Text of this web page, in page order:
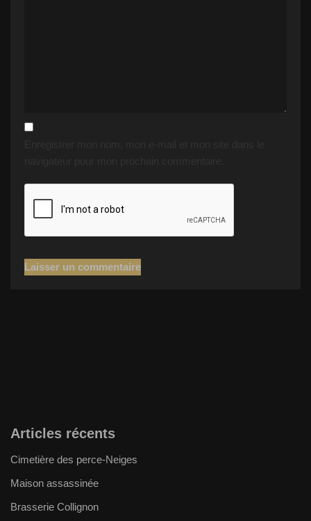
Articles récents
Cimetière des perce-Neiges
Maison assassinée
Brasserie Collignon